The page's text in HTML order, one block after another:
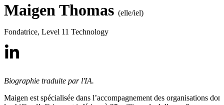
Maigen Thomas (elle/iel)
Fondatrice, Level 11 Technology
Biographie traduite par l'IA.
Maigen est spécialisée dans l’accompagnement des organisations dont